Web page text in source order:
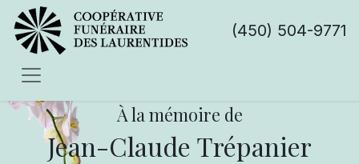
(450) 504-9771
À la mémoire de
Jean-Claude Trépanier